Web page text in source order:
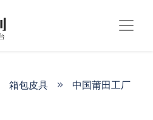
箱包皮具
中国莆田工厂